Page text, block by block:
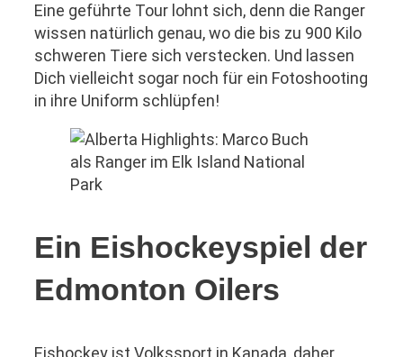
Eine geführte Tour lohnt sich, denn die Ranger
wissen natürlich genau, wo die bis zu 900 Kilo
schweren Tiere sich verstecken. Und lassen
Dich vielleicht sogar noch für ein Fotoshooting
in ihre Uniform schlüpfen!
Ein Eishockeyspiel der
Edmonton Oilers
Eishockey ist Volkssport in Kanada, daher